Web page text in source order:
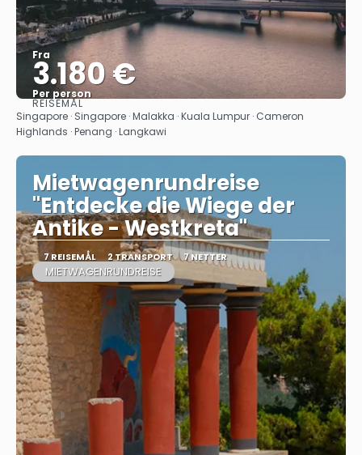
Fra
3.180 €
Per person
Se
REISEMÅL
Singapore · Singapore · Malakka · Kuala Lumpur · Cameron
Highlands · Penang · Langkawi
Mietwagenrundreise
"Entdecke die Wiege der
Antike - Westkreta"
7 REISEMÅL 2 TRANSPORT 7 NETTER
MIETWAGENRUNDREISE